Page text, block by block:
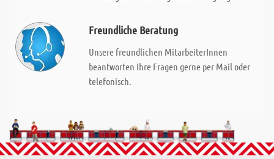
Freundliche Beratung
Unsere freundlichen MitarbeiterInnen
beantworten Ihre Fragen gerne per Mail oder
telefonisch.